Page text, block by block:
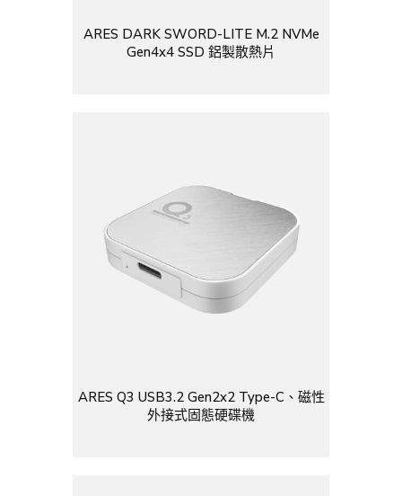
ARES DARK SWORD-LITE M.2 NVMe
Gen4x4 SSD 鋁製散熱片
ARES Q3 USB3.2 Gen2x2 Type-C、磁性
外接式固態硬碟機